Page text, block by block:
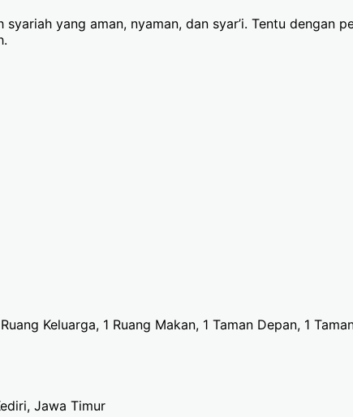
yang aman, nyaman, dan syar’i. Tentu
Keluarga, 1 Ruang Makan, 1 Taman Depan, 1
Jawa Timur